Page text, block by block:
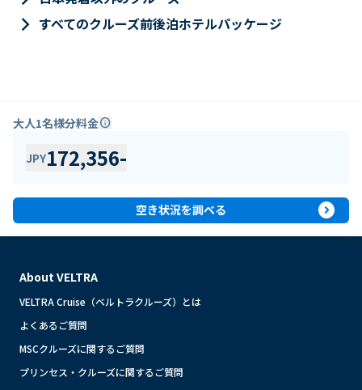
keyboard_arrow_right すべてのクルーズ前後泊ホテルパッケージ
大人1名様分料金info
JPY172,356-
空き状況を調べる expand_circle_right
About VELTRA
VELTRA Cruise（ベルトラクルーズ）とは
よくあるご質問
MSCクルーズに関するご質問
プリンセス・クルーズに関するご質問